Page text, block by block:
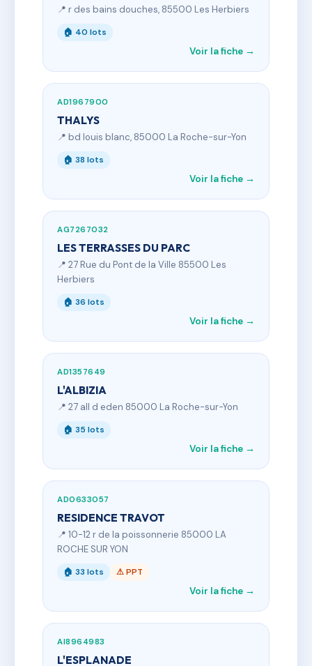
📍 r des bains douches, 85500 Les Herbiers
🏠 40 lots
Voir la fiche →
AD1967900
THALYS
📍 bd louis blanc, 85000 La Roche-sur-Yon
🏠 38 lots
Voir la fiche →
AG7267032
LES TERRASSES DU PARC
📍 27 Rue du Pont de la Ville 85500 Les
Herbiers
🏠 36 lots
Voir la fiche →
AD1357649
L'ALBIZIA
📍 27 all d eden 85000 La Roche-sur-Yon
🏠 35 lots
Voir la fiche →
AD0633057
RESIDENCE TRAVOT
📍 10-12 r de la poissonnerie 85000 LA
ROCHE SUR YON
🏠 33 lots ⚠ PPT
Voir la fiche →
AI8964983
L'ESPLANADE